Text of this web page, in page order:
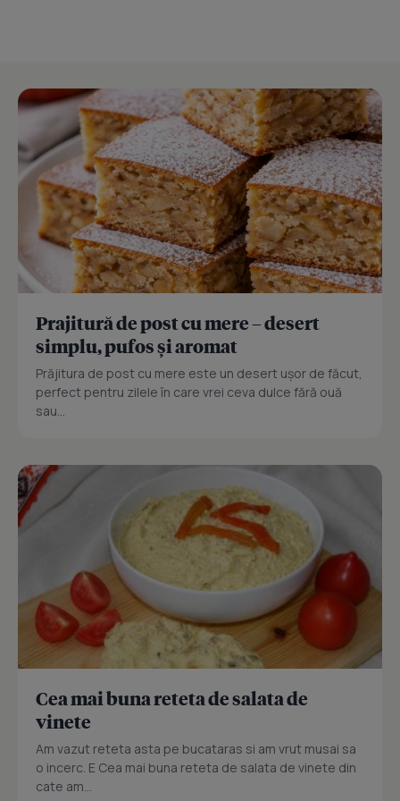
Prajitură de post cu mere – desert
simplu, pufos și aromat
Prăjitura de post cu mere este un desert ușor de făcut,
perfect pentru zilele în care vrei ceva dulce fără ouă
sau...
Cea mai buna reteta de salata de
vinete
Am vazut reteta asta pe bucataras si am vrut musai sa
o incerc. E Cea mai buna reteta de salata de vinete din
cate am...